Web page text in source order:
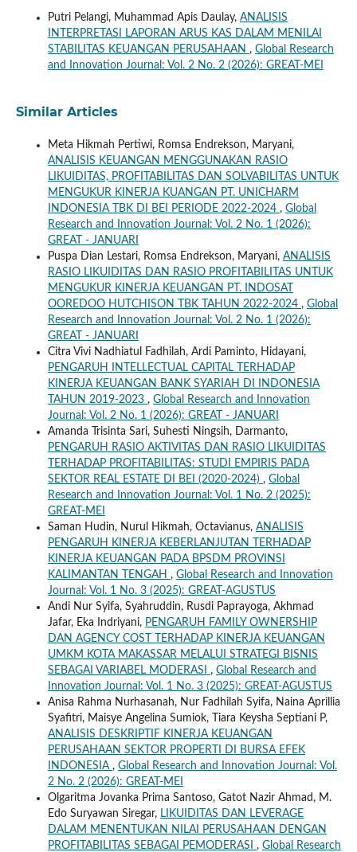
Putri Pelangi, Muhammad Apis Daulay, ANALISIS
INTERPRETASI LAPORAN ARUS KAS DALAM MENILAI
STABILITAS KEUANGAN PERUSAHAAN , Global Research
and Innovation Journal: Vol. 2 No. 2 (2026): GREAT-MEI
Similar Articles
Meta Hikmah Pertiwi, Romsa Endrekson, Maryani,
ANALISIS KEUANGAN MENGGUNAKAN RASIO
LIKUIDITAS, PROFITABILITAS DAN SOLVABILITAS UNTUK
MENGUKUR KINERJA KUANGAN PT. UNICHARM
INDONESIA TBK DI BEI PERIODE 2022-2024 , Global
Research and Innovation Journal: Vol. 2 No. 1 (2026):
GREAT - JANUARI
Puspa Dian Lestari, Romsa Endrekson, Maryani, ANALISIS
RASIO LIKUIDITAS DAN RASIO PROFITABILITAS UNTUK
MENGUKUR KINERJA KEUANGAN PT. INDOSAT
OOREDOO HUTCHISON TBK TAHUN 2022-2024 , Global
Research and Innovation Journal: Vol. 2 No. 1 (2026):
GREAT - JANUARI
Citra Vivi Nadhiatul Fadhilah, Ardi Paminto, Hidayani,
PENGARUH INTELLECTUAL CAPITAL TERHADAP
KINERJA KEUANGAN BANK SYARIAH DI INDONESIA
TAHUN 2019-2023 , Global Research and Innovation
Journal: Vol. 2 No. 1 (2026): GREAT - JANUARI
Amanda Trisinta Sari, Suhesti Ningsih, Darmanto,
PENGARUH RASIO AKTIVITAS DAN RASIO LIKUIDITAS
TERHADAP PROFITABILITAS: STUDI EMPIRIS PADA
SEKTOR REAL ESTATE DI BEI (2020-2024) , Global
Research and Innovation Journal: Vol. 1 No. 2 (2025):
GREAT-MEI
Saman Hudin, Nurul Hikmah, Octavianus, ANALISIS
PENGARUH KINERJA KEBERLANJUTAN TERHADAP
KINERJA KEUANGAN PADA BPSDM PROVINSI
KALIMANTAN TENGAH , Global Research and Innovation
Journal: Vol. 1 No. 3 (2025): GREAT-AGUSTUS
Andi Nur Syifa, Syahruddin, Rusdi Paprayoga, Akhmad
Jafar, Eka Indriyani, PENGARUH FAMILY OWNERSHIP
DAN AGENCY COST TERHADAP KINERJA KEUANGAN
UMKM KOTA MAKASSAR MELALUI STRATEGI BISNIS
SEBAGAI VARIABEL MODERASI , Global Research and
Innovation Journal: Vol. 1 No. 3 (2025): GREAT-AGUSTUS
Anisa Rahma Nurhasanah, Nur Fadhilah Syifa, Naina Aprillia
Syafitri, Maisye Angelina Sumiok, Tiara Keysha Septiani P,
ANALISIS DESKRIPTIF KINERJA KEUANGAN
PERUSAHAAN SEKTOR PROPERTI DI BURSA EFEK
INDONESIA , Global Research and Innovation Journal: Vol.
2 No. 2 (2026): GREAT-MEI
Olgaritma Jovanka Prima Santoso, Gatot Nazir Ahmad, M.
Edo Suryawan Siregar, LIKUIDITAS DAN LEVERAGE
DALAM MENENTUKAN NILAI PERUSAHAAN DENGAN
PROFITABILITAS SEBAGAI PEMODERASI , Global Research